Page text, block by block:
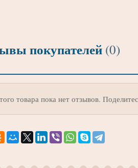
покупателей (0)
товара пока нет отзывов.